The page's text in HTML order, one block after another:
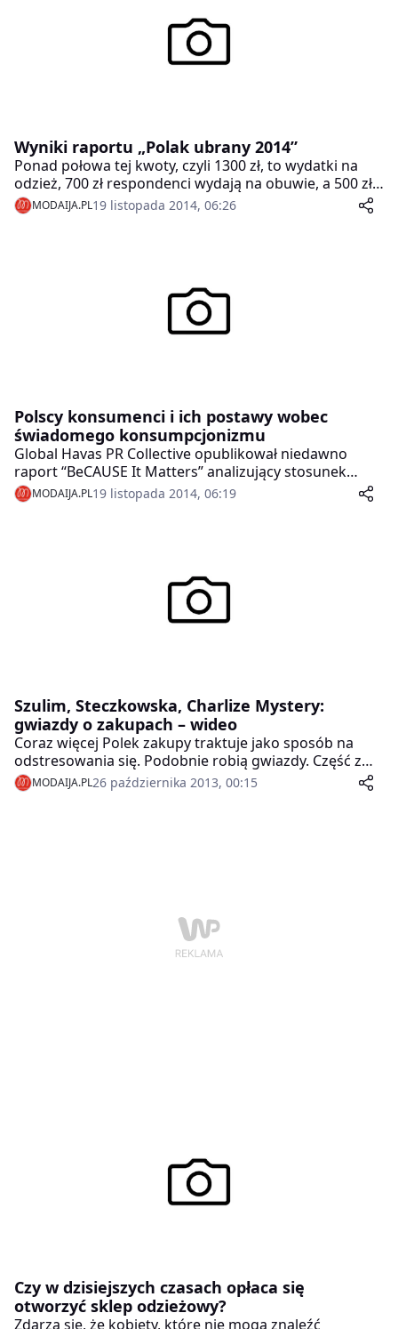
Wyniki raportu „Polak ubrany 2014”
Ponad połowa tej kwoty, czyli 1300 zł, to wydatki na
odzież, 700 zł respondenci wydają na obuwie, a 500 zł
na artykuły sportowe.
MODAIJA.PL19 listopada 2014, 06:26
Polscy konsumenci i ich postawy wobec
świadomego konsumpcjonizmu
Global Havas PR Collective opublikował niedawno
raport “BeCAUSE It Matters” analizujący stosunek
konsumentów do kwestii związanych ze
zrównoważoną konsumpcją i odpowiedzialnym
konsumentów, dla wielu to atrakcyjna cena ma
kluczowe znaczenie przy dokonywaniu wyborów
MODAIJA.PL19 listopada 2014, 06:19
Szulim, Steczkowska, Charlize Mystery:
gwiazdy o zakupach – wideo
Coraz więcej Polek zakupy traktuje jako sposób na
odstresowania się. Podobnie robią gwiazdy. Część z
nich kupuje jednak tylko w internecie, inne do sklepów
nie chodzą wcale. Robią to za nie ich styliści.
MODAIJA.PL26 października 2013, 00:15
Czy w dzisiejszych czasach opłaca się
otworzyć sklep odzieżowy?
Zdarza się, że kobiety, które nie mogą znaleźć